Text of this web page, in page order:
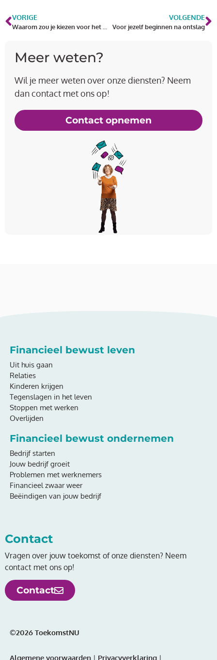
VORIGE VOLGENDE
Voor jezelf beginnen na ontslag
Meer weten?
Wil je meer weten over onze diensten? Neem
dan contact met ons op!
Contact opnemen
Financieel bewust leven
Uit huis gaan
Relaties
Kinderen krijgen
Tegenslagen in het leven
Stoppen met werken
Overlijden
Financieel bewust ondernemen
Bedrijf starten
Jouw bedrijf groeit
Problemen met werknemers
Financieel zwaar weer
Beëindigen van jouw bedrijf
Contact
Vragen over jouw toekomst of onze diensten? Neem
contact met ons op!
Contact
©2026 ToekomstNU
Algemene voorwaarden | Privacyverklaring |